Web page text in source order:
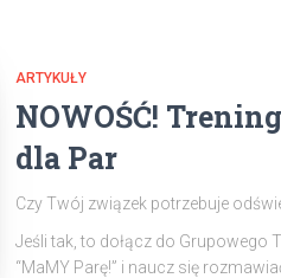
ARTYKUŁY
NOWOŚĆ!
dla Par
Czy Twój związek potrzebuje
Jeśli tak, to dołącz do Grupowego
“MaMY Parę!” i naucz się